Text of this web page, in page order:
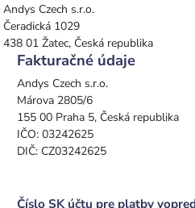
Andys Czech s.r.o.
Čeradická 1029
438 01 Žatec, Česká republika
Fakturačné údaje
Andys Czech s.r.o.
Márova 2805/6
155 00 Praha 5, Česká republika
IČO: 03242625
DIČ: CZ03242625
Číslo SK účtu pre platby